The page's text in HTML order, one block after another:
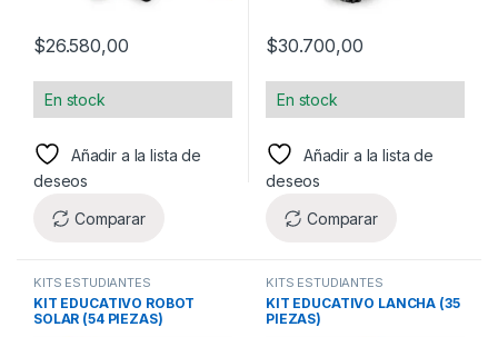
$26.580,00
En stock
Añadir a la lista de
deseos
Comparar
$30.700,00
En stock
Añadir a la lista de
deseos
Comparar
KITS ESTUDIANTES
KIT EDUCATIVO ROBOT
SOLAR (54 PIEZAS)
KITS ESTUDIANTES
KIT EDUCATIVO LANCHA (35
PIEZAS)